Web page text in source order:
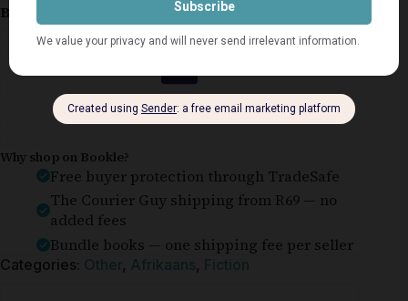
Book Cover:
Guaranteed Safe Checkout
Why shop on Bookle?
Free buyer protection through TradeSafe
The Courier Guy shipping from R69 — no
added fees
Bundle books — one shipping fee per seller
Categories: Other, Afrikaans, Fiction